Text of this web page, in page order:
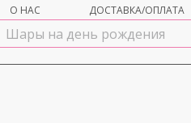
О НАС ДОСТАВКА/ОПЛАТА